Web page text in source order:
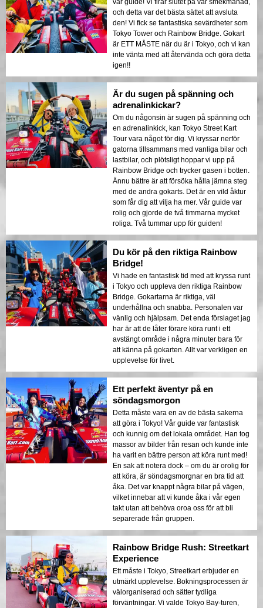
och detta var det bästa sättet att avsluta
den! Vi fick se fantastiska sevärdheter som
Tokyo Tower och Rainbow Bridge. Gokart
är ETT MÅSTE när du är i Tokyo, och vi kan
inte vänta med att återvända och göra detta
igen!!
Är du sugen på spänning och
adrenalinkickar?
Om du någonsin är sugen på spänning och
en adrenalinkick, kan Tokyo Street Kart
Tour vara något för dig. Vi kryssar nerför
gatorna tillsammans med vanliga bilar och
lastbilar, och plötsligt hoppar vi upp på
Rainbow Bridge och trycker gasen i botten.
Ännu bättre är att försöka hålla jämna steg
med de andra gokarts. Det är en vild åktur
som får dig att vilja ha mer. Vår guide var
rolig och gjorde de två timmarna mycket
roliga. Två tummar upp för guiden!
Du kör på den riktiga Rainbow
Bridge!
Vi hade en fantastisk tid med att kryssa runt
i Tokyo och uppleva den riktiga Rainbow
Bridge. Gokartarna är riktiga, väl
underhållna och snabba. Personalen var
vänlig och hjälpsam. Det enda förslaget jag
har är att de låter förare köra runt i ett
avstängt område i några minuter bara för
att känna på gokarten. Allt var verkligen en
upplevelse för livet.
Ett perfekt äventyr på en
söndagsmorgon
Detta måste vara en av de bästa sakerna
att göra i Tokyo! Vår guide var fantastisk
och kunnig om det lokala området. Han tog
massor av bilder från resan och kunde inte
ha varit en bättre person att köra runt med!
En sak att notera dock – om du är orolig för
att köra, är söndagsmorgnar en bra tid att
åka. Det var knappt några bilar på vägen,
vilket innebar att vi kunde åka i vår egen
takt utan att behöva oroa oss för att bli
separerade från gruppen.
Rainbow Bridge Rush: Streetkart
Experience
Ett måste i Tokyo, Streetkart erbjuder en
utmärkt upplevelse. Bokningsprocessen är
välorganiserad och sätter tydliga
förväntningar. Vi valde Tokyo Bay-turen,